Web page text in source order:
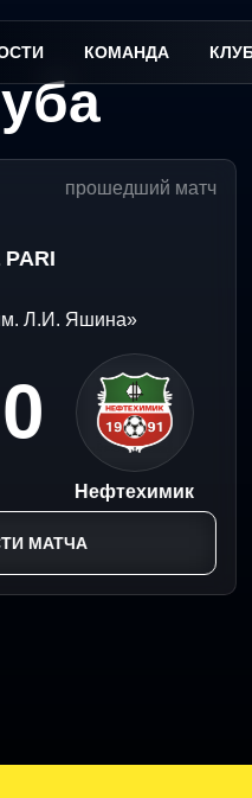
КОМАНДА
дома
В
прошедший матч
Л.И. Яшина»
Нефтехимик
МАТЧА